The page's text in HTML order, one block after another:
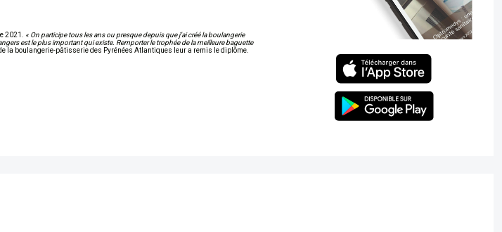
2021. « On participe tous les ans ou presque depuis que j’ai créé la boulangerie
est le plus important qui existe. Remporter le trophée de la meilleure baguette
la boulangerie-pâtisserie des Pyrénées Atlantiques leur a remis le diplôme.